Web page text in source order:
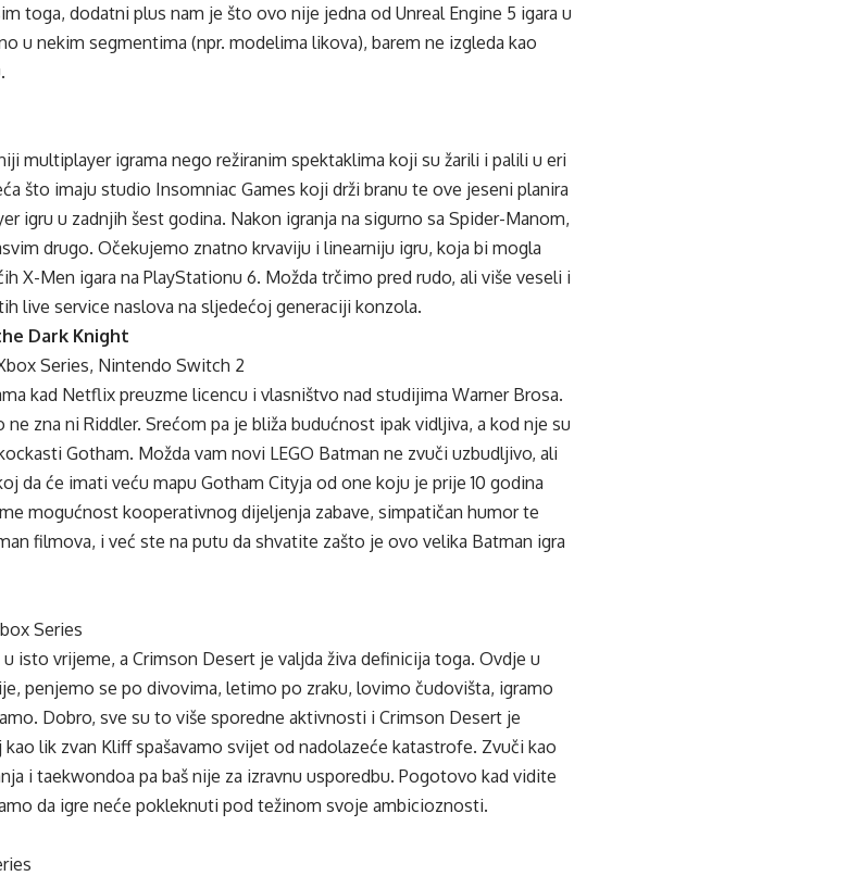
toga, dodatni plus nam je što ovo nije jedna od Unreal Engine 5 igara u
u nekim segmentima (npr. modelima likova), barem ne izgleda kao
multiplayer igrama nego režiranim spektaklima koji su žarili i palili u eri
što imaju studio Insomniac Games koji drži branu te ove jeseni planira
igru u zadnjih šest godina. Nakon igranja na sigurno sa Spider-Manom,
drugo. Očekujemo znatno krvaviju i linearniju igru, koja bi mogla
X-Men igara na PlayStationu 6. Možda trčimo pred rudo, ali više veseli i
live service naslova na sljedećoj generaciji konzola.
Dark Knight
Series, Nintendo Switch 2
kad Netflix preuzme licencu i vlasništvo nad studijima Warner Brosa.
zna ni Riddler. Srećom pa je bliža budućnost ipak vidljiva, a kod nje su
Gotham. Možda vam novi LEGO Batman ne zvuči uzbudljivo, ali
da će imati veću mapu Gotham Cityja od one koju je prije 10 godina
mogućnost kooperativnog dijeljenja zabave, simpatičan humor te
filmova, i već ste na putu da shvatite zašto je ovo velika Batman igra
Series
isto vrijeme, a Crimson Desert je valjda živa definicija toga. Ovdje u
penjemo se po divovima, letimo po zraku, lovimo čudovišta, igramo
Dobro, sve su to više sporedne aktivnosti i Crimson Desert je
lik zvan Kliff spašavamo svijet od nadolazeće katastrofe. Zvuči kao
i taekwondoa pa baš nije za izravnu usporedbu. Pogotovo kad vidite
da igre neće pokleknuti pod težinom svoje ambicioznosti.